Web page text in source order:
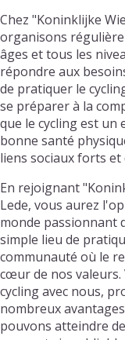
Chez "Koninklijke
organisons
âges et tous les
répondre aux
de pratiquer le
se préparer à la
que le cycling est un
bonne santé
liens sociaux forts et
En rejoignant
Lede, vous aurez
monde passionnant
simple lieu de
communauté où le
cœur de nos
cycling avec nous,
nombreux
pouvons atteindre